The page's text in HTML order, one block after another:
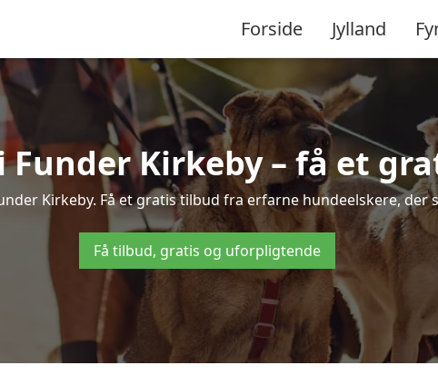
Forside Jylland
Kirkeby – få et
Kirkeby. Få et gratis tilbud fra erfarne hundeelskere,
Få tilbud, gratis og uforpligtende